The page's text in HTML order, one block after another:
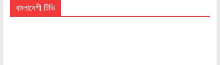
বাংলাদেশী টিভি